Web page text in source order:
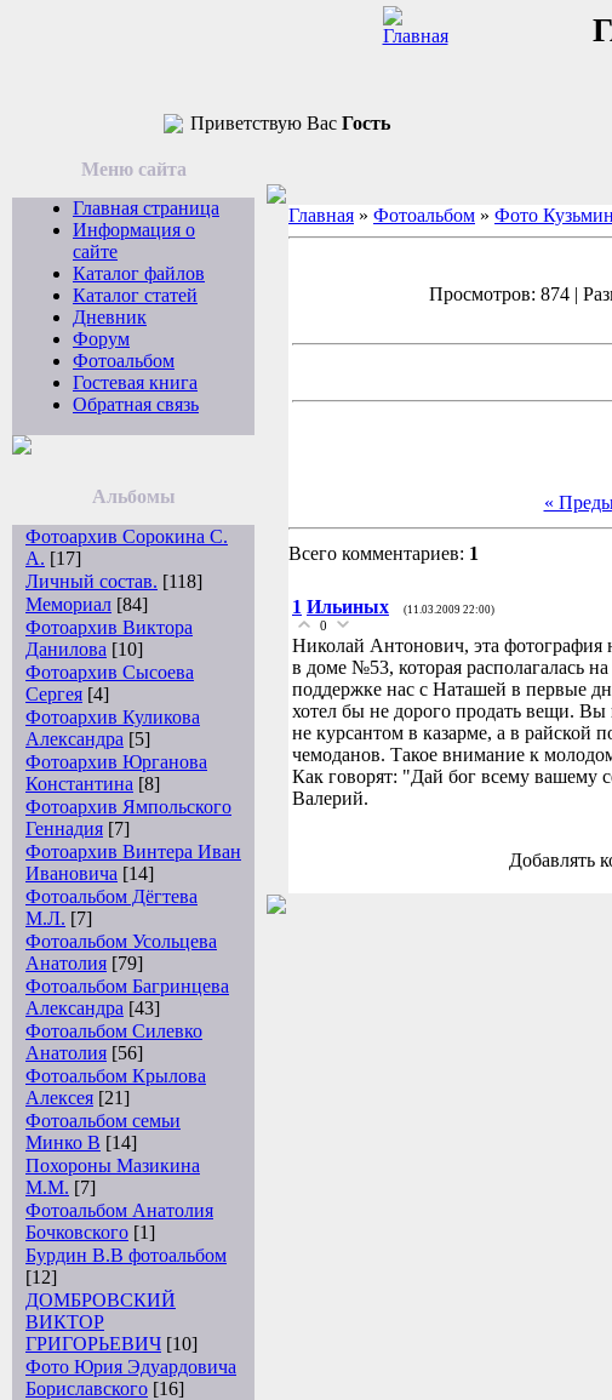
Приветствую Вас Гость
Меню сайта
Главная страница
Информация о
сайте
Каталог файлов
Каталог статей
Дневник
Форум
Фотоальбом
Гостевая книга
Обратная связь
Альбомы
Фотоархив Сорокина С.
А. [17]
Личный состав. [118]
Мемориал [84]
Фотоархив Виктора
Данилова [10]
Фотоархив Сысоева
Сергея [4]
Фотоархив Куликова
Александра [5]
Фотоархив Юрганова
Константина [8]
Фотоархив Ямпольского
Геннадия [7]
Фотоархив Винтера Иван
Ивановича [14]
Фотоальбом Дёгтева
М.Л. [7]
Фотоальбом Усольцева
Анатолия [79]
Фотоальбом Багринцева
Александра [43]
Фотоальбом Силевко
Анатолия [56]
Фотоальбом Крылова
Алексея [21]
Фотоальбом семьи
Минко В [14]
Похороны Мазикина
М.М. [7]
Фотоальбом Анатолия
Бочковского [1]
Бурдин В.В фотоальбом
[12]
ДОМБРОВСКИЙ
ВИКТОР
ГРИГОРЬЕВИЧ [10]
Фото Юрия Эдуардовича
Бориславского [16]
Главная » Фотоальбом » Фото
Просмотров: 874 |
«
Всего комментариев: 1
1 Ильиных (11.03.2009 22:00)
0
Николай Антонович, эта
в доме №53, которая располагалась
поддержке нас с Наташей в первые
хотел бы не дорого продать вещи.
не курсантом в казарме, а в райской
чемоданов. Такое внимание к
Как говорят: "Дай бог всему вашему
Валерий.
Добавлять